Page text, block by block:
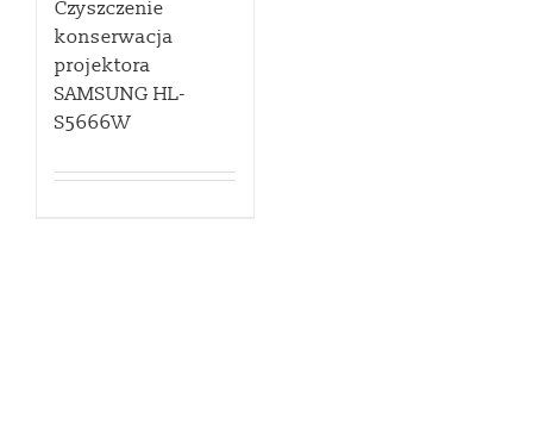
Czyszczenie
konserwacja
projektora
SAMSUNG HL-
S5666W